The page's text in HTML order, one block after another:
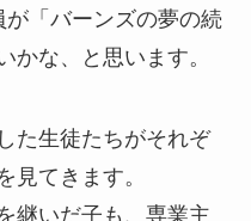
「バーンズの夢の続
かな、と思います。
た生徒たちがそれぞ
見てきます。
継いだ子も、専業主